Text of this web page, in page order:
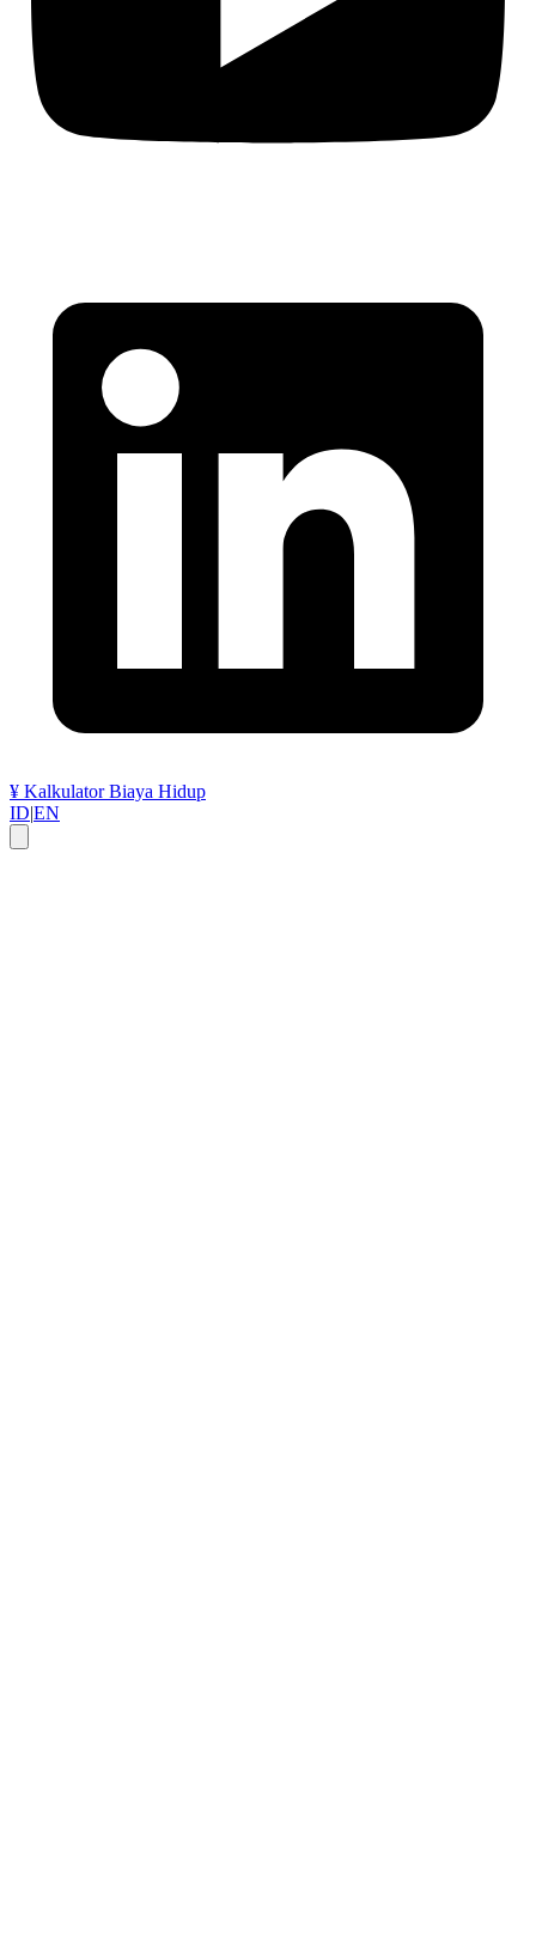
¥ Kalkulator Biaya Hidup
ID|EN